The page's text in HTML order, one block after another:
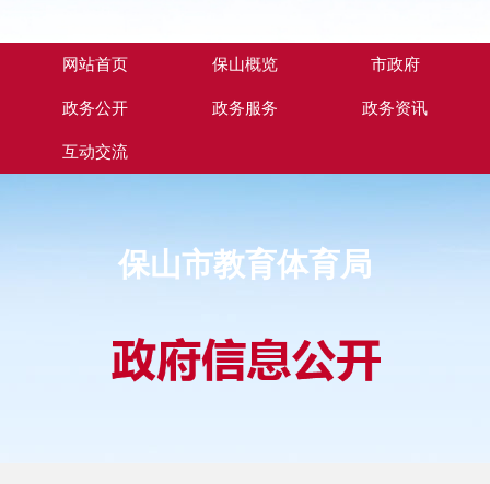
网站首页 保山概览 市政府
政务公开 政务服务 政务资讯
互动交流
保山市教育体育局